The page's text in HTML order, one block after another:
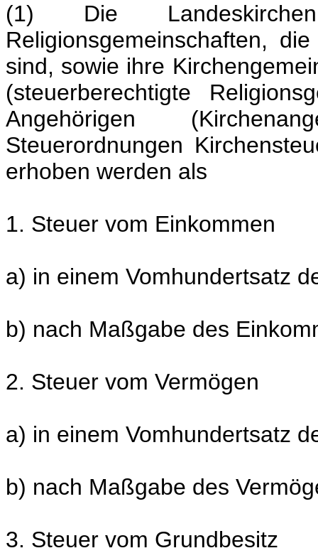
(1) Die
Religionsgemeinschaften,
sind, sowie ihre
(steuerberechtigte
Angehörigen
Steuerordnungen
erhoben werden als
1. Steuer vom Einkommen
a) in einem Vomhundertsatz
b) nach Maßgabe des
2. Steuer vom Vermögen
a) in einem Vomhundertsatz
b) nach Maßgabe des
3. Steuer vom Grundbesitz